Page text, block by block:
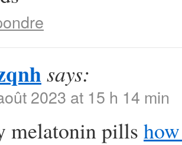
says:
2023 at 15 h 14 min
melatonin pills